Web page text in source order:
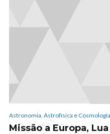
Astronomia, Astrofísica e Cosmologia
Missão a Europa,